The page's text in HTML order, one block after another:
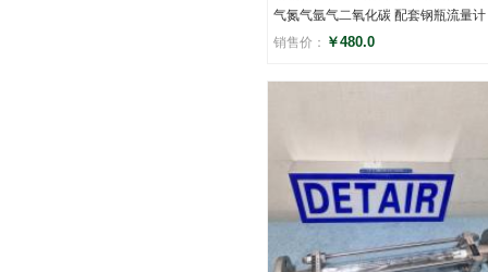
气氮气氩气二氧化碳 配套钢瓶流量计
销售价： ￥480.0
评分